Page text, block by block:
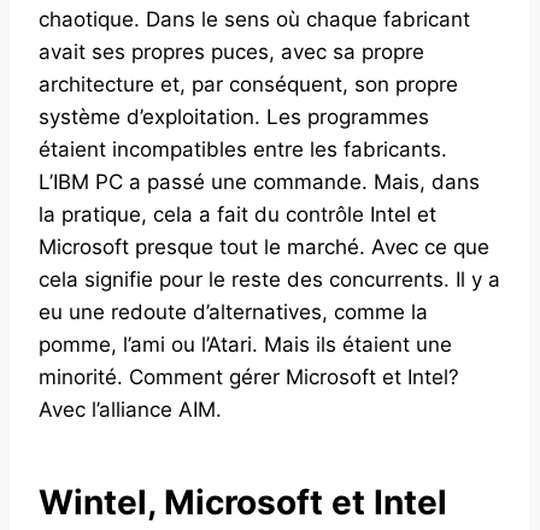
chaotique. Dans le sens où chaque fabricant
avait ses propres puces, avec sa propre
architecture et, par conséquent, son propre
système d’exploitation. Les programmes
étaient incompatibles entre les fabricants.
L’IBM PC a passé une commande. Mais, dans
la pratique, cela a fait du contrôle Intel et
Microsoft presque tout le marché. Avec ce que
cela signifie pour le reste des concurrents. Il y a
eu une redoute d’alternatives, comme la
pomme, l’ami ou l’Atari. Mais ils étaient une
minorité. Comment gérer Microsoft et Intel?
Avec l’alliance AIM.
Wintel, Microsoft et Intel